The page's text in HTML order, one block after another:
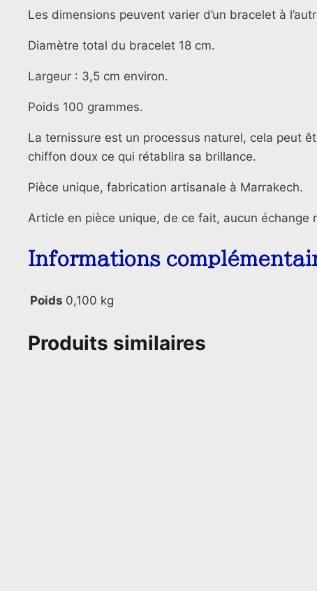
Les dimensions peuvent varier d’un bracelet à
Diamètre total du bracelet 18 cm.
Largeur : 3,5 cm environ.
Poids 100 grammes.
La ternissure est un processus naturel, cela peut
chiffon doux ce qui rétablira sa brillance.
Pièce unique, fabrication artisanale à Marrakech.
Article en pièce unique, de ce fait, aucun échange
Informations
Poids 0,100 kg
Produits similaires